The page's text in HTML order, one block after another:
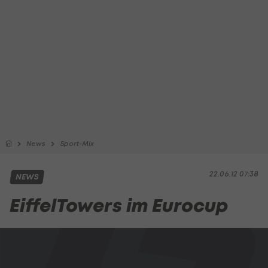
News Sport-Mix
22.06.12 07:38
NEWS
EiffelTowers im Eurocup